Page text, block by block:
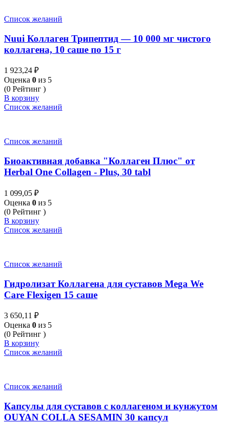
Список желаний
Nuui Коллаген Трипептид — 10 000 мг чистого
коллагена, 10 саше по 15 г
1 923,24 ₽
Оценка 0 из 5
(0 Рейтинг )
В корзину
Список желаний
Список желаний
Биоактивная добавка "Коллаген Плюс" от
Herbal One Collagen - Plus, 30 tabl
1 099,05 ₽
Оценка 0 из 5
(0 Рейтинг )
В корзину
Список желаний
Список желаний
Гидролизат Коллагена для суставов Mega We
Care Flexigen 15 саше
3 650,11 ₽
Оценка 0 из 5
(0 Рейтинг )
В корзину
Список желаний
Список желаний
Капсулы для суставов с коллагеном и кунжутом
OUYAN COLLA SESAMIN 30 капсул